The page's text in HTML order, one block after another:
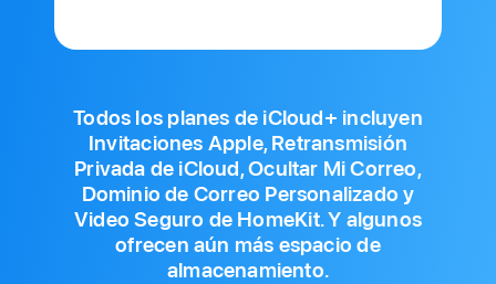
Todos los planes de iCloud+ incluyen
Invitaciones Apple, Retransmisión
Privada de iCloud, Ocultar Mi Correo,
Dominio de Correo Personalizado y
Video Seguro de HomeKit. Y algunos
ofrecen aún más espacio de
almacenamiento.